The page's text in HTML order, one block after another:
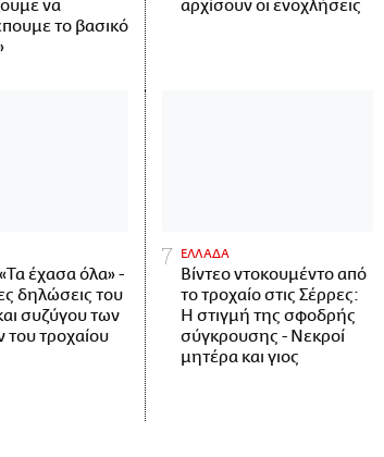
να
το βασικό
αρχίσουν οι ενοχλήσεις
έχασα όλα» -
δηλώσεις του
συζύγου των
του τροχαίου
ΕΛΛΑΔΑ
Βίντεο ντοκουμέντο από
το τροχαίο στις Σέρρες:
Η στιγμή της σφοδρής
σύγκρουσης - Νεκροί
μητέρα και γιος